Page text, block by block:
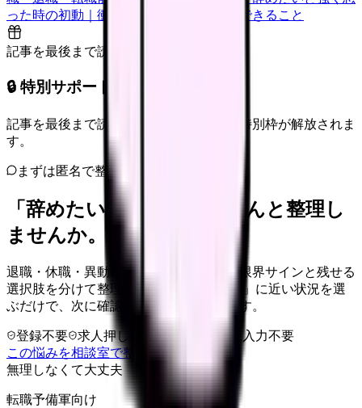
った時の初動｜衝動的に辞める前に今日できること
記事を最後まで読むと解放
🔒 特別サポート枠（未開放）
記事を最後まで読むと、転職サポートの特別枠が解放されま
す。
まずは匿名で整理
「辞めたい」を、カンゴさんと整理し
ませんか。
退職・休職・異動を急いで決める前に、限界サインと残せる
選択肢を分けて整理します。 「辞めたい」に近い状況を選
ぶだけで、次に確認することまで進めます。
登録不要 求人押し売りなし
病院名は入力不要
この悩みを相談室で整理する
無理しなくて大丈夫
転職予備軍向け